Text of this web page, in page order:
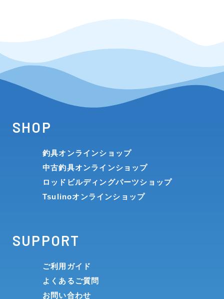
SHOP
釣具オンラインショップ
中古釣具オンラインショップ
ロッドビルディングパーツショップ
Tsulinoオンラインショップ
SUPPORT
ご利用ガイド
よくあるご質問
お問い合わせ